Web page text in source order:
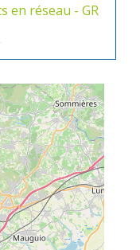
en réseau - GR